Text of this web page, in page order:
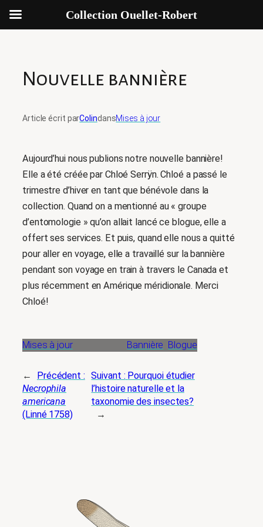
Nouvelle bannière
Article écrit parColindansMises à jour
Aujourd’hui nous publions notre nouvelle bannière!
Elle a été créée par Chloé Serrÿn. Chloé a passé le
trimestre d’hiver en tant que bénévole dans la
collection. Quand on a mentionné au « groupe
d’entomologie » qu’on allait lancé ce blogue, elle a
offert ses services. Et puis, quand elle nous a quitté
pour aller en voyage, elle a travaillé sur la bannière
pendant son voyage en train à travers le Canada et
plus récemment en Amérique méridionale. Merci
Chloé!
Mises à jour Bannière Blogue
←
Précédent :
Necrophila
americana
(Linné 1758)
Suivant : Pourquoi étudier
l’histoire naturelle et la
taxonomie des insectes?
→
Collection Ouellet-Robert